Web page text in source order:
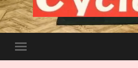
千
葉
市
長
モ
バ